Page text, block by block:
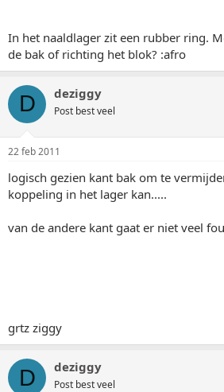
In het naaldlager zit een rubber ring.
de bak of richting het blok? :afro
D deziggy
Post best veel
22 feb 2011
logisch gezien kant bak om te
koppeling in het lager kan.....
van de andere kant gaat er niet veel
grtz ziggy
D deziggy
Post best veel